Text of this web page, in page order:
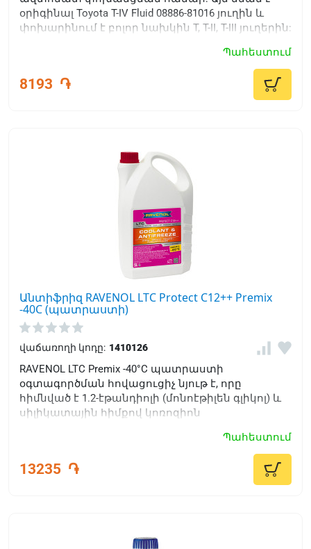
օրիգինալ Toyota T-IV Fluid 08886-81016 յուղին և
փոխարինում է բոլոր նախկին T, T-II, T-III յուղերին:
Պահեստում
8193 ֏
Անտիֆրիզ RAVENOL LTC Protect C12++ Premix
-40C (պատրաստի)
վաճառողի կոդը: 1410126
RAVENOL LTC Premix -40°C պատրաստի
օգտագործման հովացուցիչ նյութ է, որը
հիմնված է 1.2-էթանդիոլի (մոնոէթիլեն գլիկոլ) և
սիլիկատային հիմքով կոռոզիոն
Համապատասխանում է VW Group TL 774-G (G12++)
և VW Group TL 774-J (G13) սարքավորումներ
Պահեստում
13235 ֏